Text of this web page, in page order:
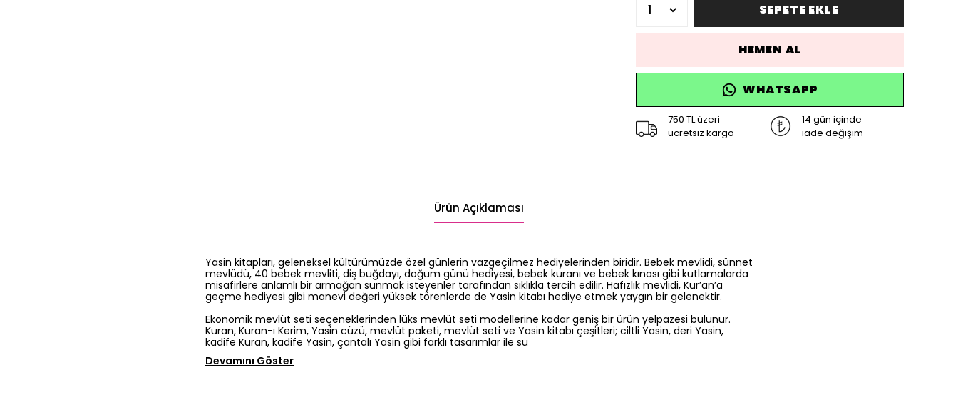
SEPETE EKLE
HEMEN AL
WHATSAPP
750 TL üzeri
ücretsiz kargo
14 gün içinde
iade değişim
Ürün Açıklaması
Yasin kitapları, geleneksel kültürümüzde özel günlerin vazgeçilmez hediyelerinden biridir. Bebek mevlidi, sünnet
mevlüdü, 40 bebek mevliti, diş buğdayı, doğum günü hediyesi, bebek kuranı ve bebek kınası gibi kutlamalarda
misafirlere anlamlı bir armağan sunmak isteyenler tarafından sıklıkla tercih edilir. Hafızlık mevlidi, Kur’an’a
geçme hediyesi gibi manevi değeri yüksek törenlerde de Yasin kitabı hediye etmek yaygın bir gelenektir.
Ekonomik mevlüt seti seçeneklerinden lüks mevlüt seti modellerine kadar geniş bir ürün yelpazesi bulunur.
Kuran, Kuran-ı Kerim, Yasin cüzü, mevlüt paketi, mevlüt seti ve Yasin kitabı çeşitleri; ciltli Yasin, deri Yasin,
kadife Kuran, kadife Yasin, çantalı Yasin gibi farklı tasarımlar ile su
Devamını Göster